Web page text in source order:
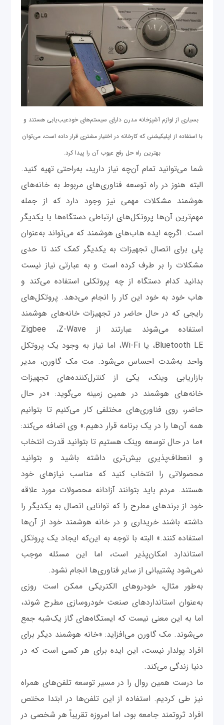
بسیاری از لوازم آشپزخانه مدرن دارای سیستم‌های خودعیب‌یابی هستند و
با استفاده از اپلیکیشنی که کارخانه در اختیار مشتری قرار داده است، می‌توان
بهترین راه‌ حل رفع عیوب آن را پیدا کرد.
شما می‌توانید تمام آن‌چه نیاز دارید، به‌راحتی تهیه کنید.
البته هنوز در راه توسعه فناوری‌های مربوط به خانه‌های
هوشمند مشکلات مهمی نیز وجود دارد که از جمله
مهم‌ترین آن‌ها پروتکل‌های ارتباطی دستگاه‌ها با یکدیگر
است. اگرچه ایده هاب‌های هوشمند که می‌تواند به‌عنوان
پلی برای اتصال تجهیزات به یکدیگر کمک کند تا حدی
مشکلات را بر طرف کرده است و به عبارتی نیاز نیست
بدانید کدام دستگاه از چه پروتکلی استفاده می‌کند و
هاب خود به خود این کار را انجام می‌دهد. پروتکل‌های
رایجی که در حال حاضر در تجهیزات خانه‌های هوشمند
استفاده می‌شوند عبارتند از Zigbee ،Z-Wave
،Bluetooth LE یا Wi-Fi، اما نیاز به وجود یک پروتکل
واحد به‌شدت احساس می‌شود. مت مک گاورن، مدیر
بازاریابی وینک، یکی از کنترل‌کننده‌های تجهیزات
خانه‌های هوشمند در همین زمینه می‌گوید: «در حال
حاضر، روی فناوری‌های مختلفی کار می‌کنیم تا بتوانیم
همه آن‌ها را در یک برنامه قرار دهیم.» وی اضافه می‌کند:
«ما در حال توسعه وینک هستیم تا بتوانید قدرت انتخاب
و انعطاف‌پذیری بیش‌تری داشته باشید و بتوانید
محصولاتی را انتخاب کنید که مناسب نیازهای خود
هستند. مردم باید بتوانند آزادانه محصولات مورد علاقه
خود از برندهای مطرح را که توانایی اتصال به یکدیگر را
داشته باشند خریداری و در خانه هوشمند خود از آن‌ها
استفاده کنند.» البته با توجه به این‌که ایجاد یک پروتکل
استاندارد امکان‌پذیر است، اما این مسئله موجب
نمی‌شود پشتیبانی از سایر فناوری‌ها انجام نشود.
به‌طور مثال، خودروهای الکتریکی ممکن است روزی
به‌عنوان استانداردهای صنعت خودروسازی مطرح شوند،
اما به این معنی نیست که ایستگاه‌های گاز یک‌شبه جمع
می‌شوند. مک گاورن می‌افزاید: «خانه هوشمند دیگر برای
افراد پولدار نیست، این ایده برای هر کسی است که در
دنیا زندگی می‌کند.
ما درست همین روال را در مسیر توسعه تلفن‌های همراه
نیز طی کردیم. استفاده از این تلفن‌ها در ابتدا مختص
افراد ثروتمند جامعه بود، اما امروزه تقریباً هر شخصی در